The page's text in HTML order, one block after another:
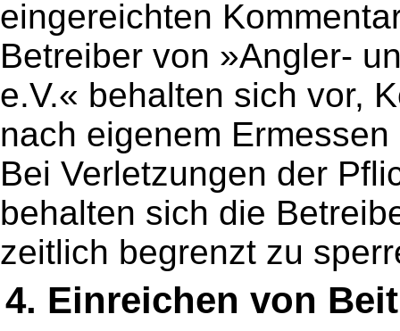
eingereichten
Betreiber von »Angler-
e.V.« behalten sich vor,
nach eigenem
Bei Verletzungen der
behalten sich die
zeitlich begrenzt zu
4. Einreichen von